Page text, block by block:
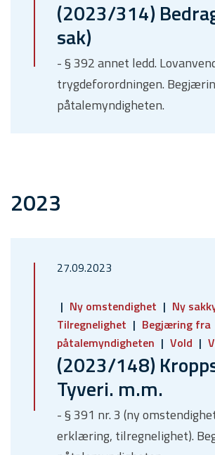
(2023/314)
sak)
- § 392 annet ledd.
trygdeforordningen.
påtalemyndigheten.
2023
27.09.2023
Ny omstendighet
Ny
Tilregnelighet
Begjæring fra
påtalemyndigheten
Vold
(2023/148)
Tyveri. m.m.
- § 391 nr. 3 (ny
erklæring, tilregnelighet).